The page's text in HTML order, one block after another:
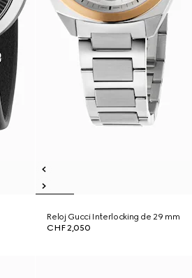
Reloj Gucci Interlocking de 29 mm
CHF 2,050